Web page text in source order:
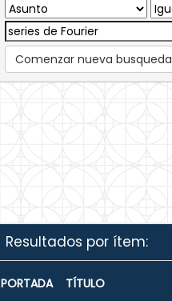
Comenzar nueva busqueda
Resultados por ítem:
PORTADA TÍTULO